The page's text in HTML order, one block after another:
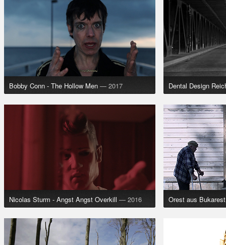
Bobby Conn - The Hollow Men — 2017 Dental Design
Nicolas Sturm - Angst Angst Overkill — 2016 Orest aus